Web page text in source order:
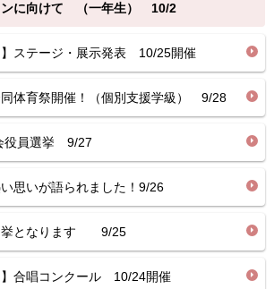
ンに向けて （一年生） 10/2
】ステージ・展示発表 10/25開催
体育祭開催！（個別支援学級） 9/28
役員選挙 9/27
思いが語られました！9/26
挙となります 9/25
】合唱コンクール 10/24開催